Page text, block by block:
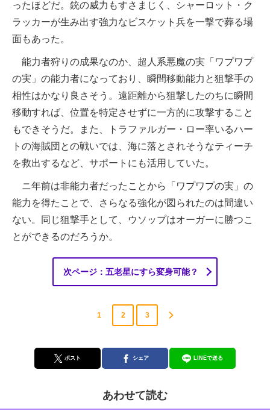
ったほどだ。銃の威力もすさまじく、シャーロット・ク
ラッカーが生み出す強力なビスケット兵を一撃で葬る場
面もあった。
能力者狩りの成果なのか、超人系悪魔の実「ワプワプ
の実」の能力者になっており、瞬間移動能力と狙撃手の
相性はかなり良さそう。遠距離から狙撃したのちに瞬間
移動すれば、位置を特定させずに一方的に攻撃すること
もできそうだ。また、トラファルガー・ロー率いるハー
トの海賊団との戦いでは、海に落とされそうなティーチ
を救出するなど、サポートにも活用していた。
ニ年前は非能力者だったことから「ワプワプの実」の
能力を得たことで、さらなる強化が図られたのは間違い
ない。同じ狙撃手として、ウソップはオーガーに勝つこ
とができるのだろうか。
次ページ：五老星にすら変身可能？
1 2 3
ポスト シェア LINEで送る
あわせて読む